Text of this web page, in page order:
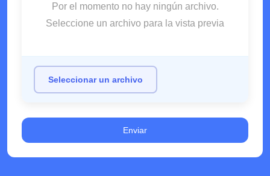
Por el momento no hay ningún archivo.
Seleccione un archivo para la vista previa
Seleccionar un archivo